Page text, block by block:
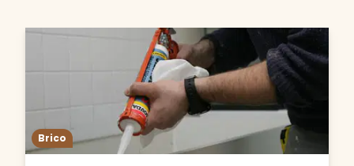
Brico